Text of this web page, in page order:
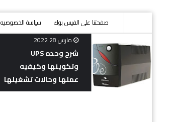
صفحتنا على الفيس بوك سياسة الخصوصيه
مارس 28 2022
شرح وحده UPS
وتكوينها وكيفيه
عملها وحالات تشغيلها